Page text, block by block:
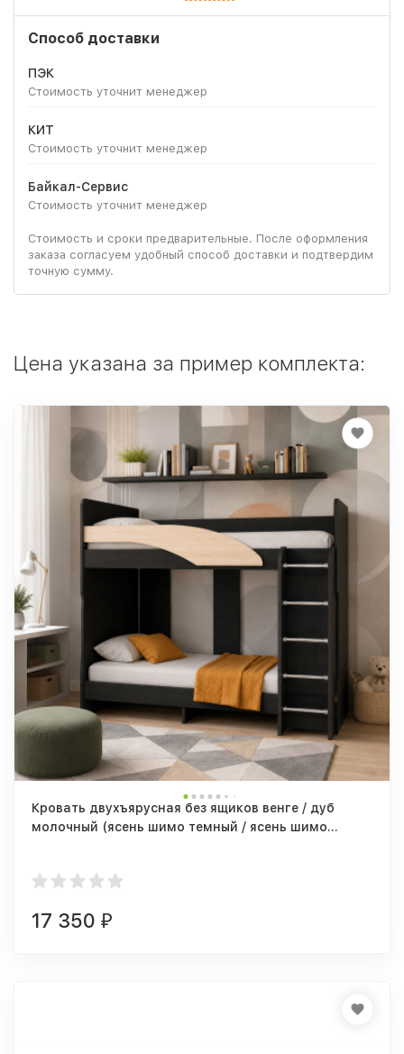
Способ доставки
ПЭК
Стоимость уточнит менеджер
КИТ
Стоимость уточнит менеджер
Байкал-Сервис
Стоимость уточнит менеджер
Стоимость и сроки предварительные. После оформления
заказа согласуем удобный способ доставки и подтвердим
точную сумму.
Цена указана за пример комплекта:
Кровать двухъярусная без ящиков венге / дуб
молочный (ясень шимо темный / ясень шимо
17 350 ₽